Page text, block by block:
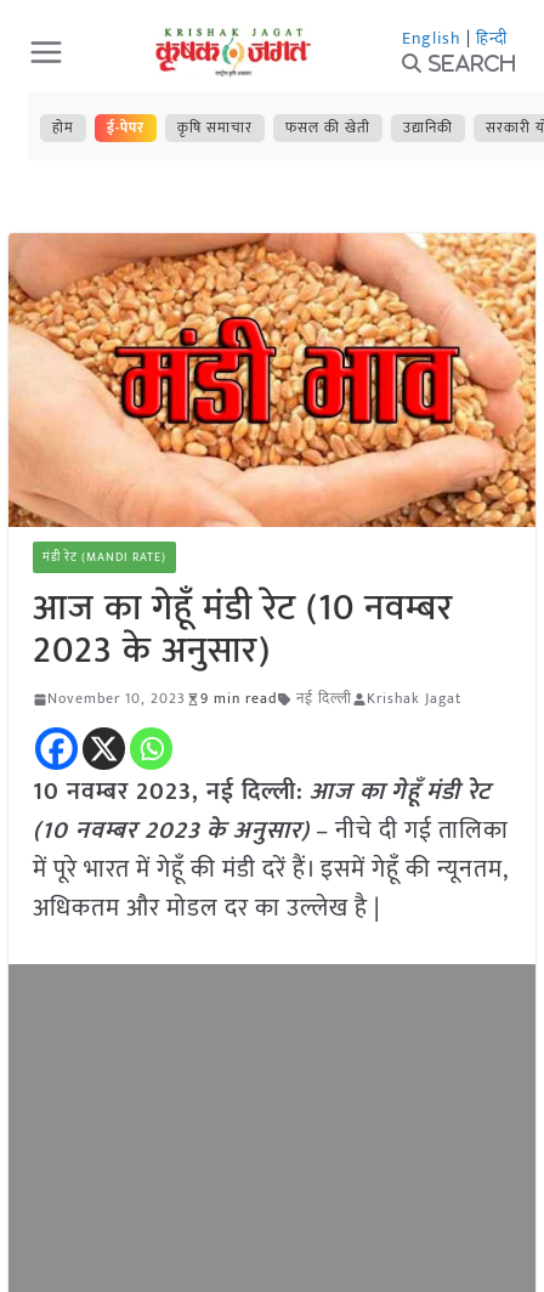
Skip
to
content
English | हिन्दी
Search
होम ई-पेपर कृषि समाचार फसल की खेती उद्यानिकी सरकारी
मंडी रेट (MANDI RATE)
आज का गेहूँ मंडी रेट (10 नवम्बर
2023 के अनुसार)
November 10, 2023 9 min read नई दिल्ली Krishak Jagat
10 नवम्बर 2023, नई दिल्ली: आज का गेहूँमंडी रेट
(10 नवम्बर2023 के अनुसार)– नीचे दी गई तालिका
में पूरे भारत में गेहूँ की मंडी दरें हैं। इसमें गेहूँ की न्यूनतम,
अधिकतम और मोडल दर का उल्लेख है |